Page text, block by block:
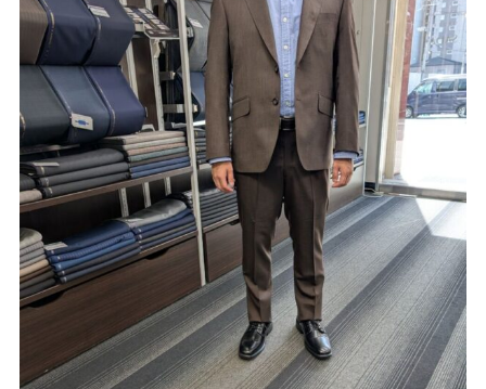
SADA
の
公
式
Youtube
SADA
の
公
式
Facebook
SADA
の
公
式
Twitter
SADA
の
公
式
Instagram
SADA
の
公
式
LINE